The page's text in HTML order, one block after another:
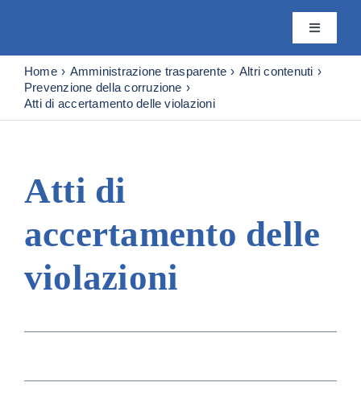
Toggle
Istituto
Attività
Servizi
News &
Home Amministrazione trasparente
Altri contenuti
Prevenzione della corruzione
Atti di accertamento delle violazioni
Atti di
accertamento delle
violazioni